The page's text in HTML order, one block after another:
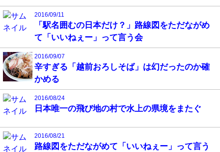
2016/09/11
「駅名囲むの日本だけ？」路線図をただながめ
て「いいねぇー」って言う会
2016/09/07
辛すぎる「越前おろしそば」は幻だったのか確
かめる
2016/08/24
日本唯一の飛び地の村で水上の県境をまたぐ
2016/08/21
路線図をただながめて「いいねぇー」って言う